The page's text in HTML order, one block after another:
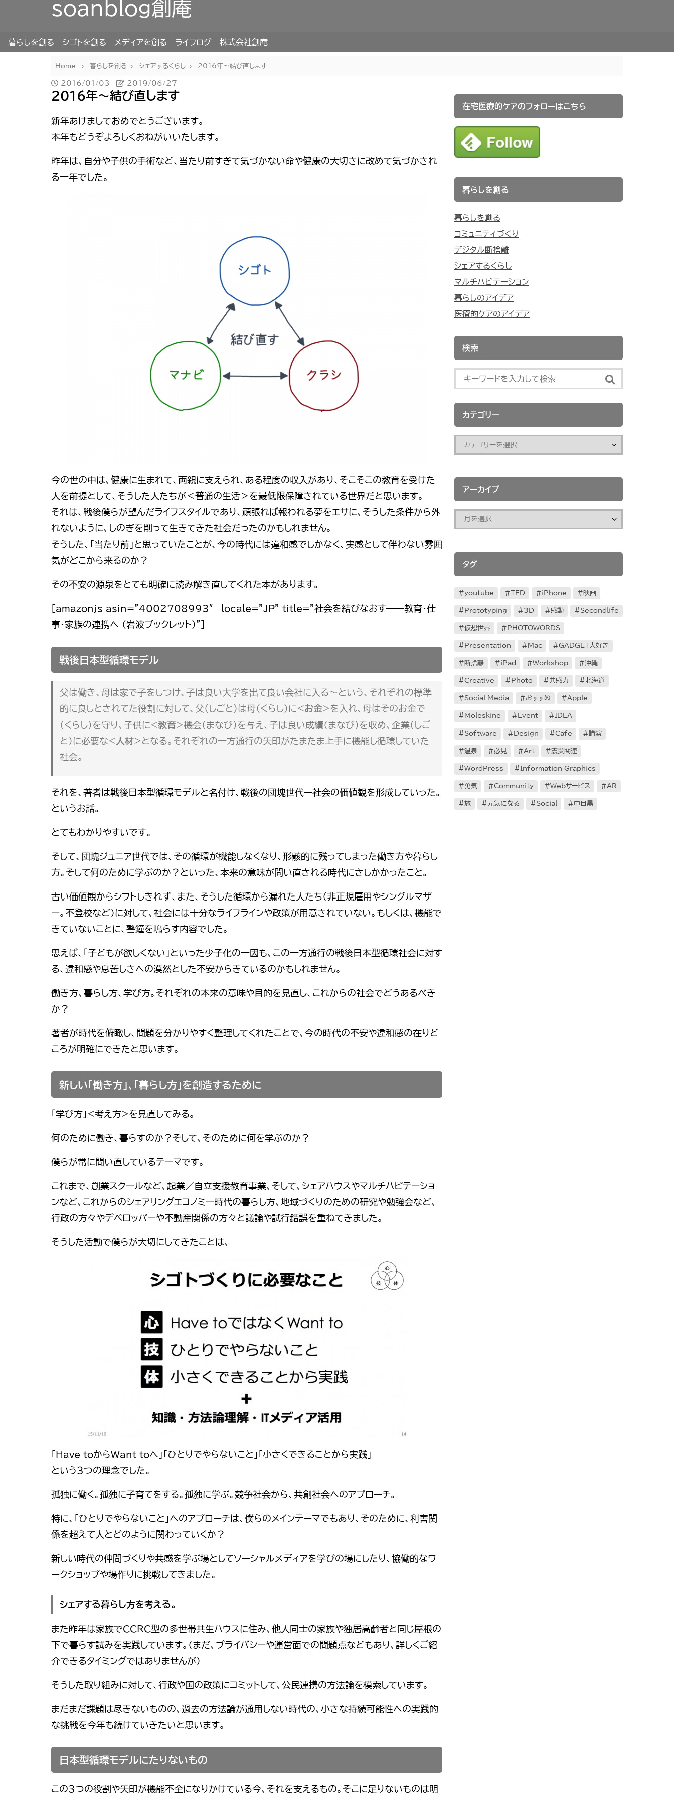
soanblog創庵
暮らしを創る シゴトを創る メディアを創る ライフログ 株式会社創庵
Home 暮らしを創る シェアするくらし 2016年〜結び直します
2016/01/03 2019/06/27
2016年〜結び直します
新年あけましておめでとうございます。
本年もどうぞよろしくおねがいいたします。
昨年は、自分や子供の手術など、当たり前すぎて気づかない命や健康の大切さに改めて気づかされ
る一年でした。
今の世の中は、健康に生まれて、両親に支えられ、ある程度の収入があり、そこそこの教育を受けた
人を前提として、そうした人たちが＜普通の生活＞を最低限保障されている世界だと思います。
それは、戦後僕らが望んだライフスタイルであり、頑張れば報われる夢をエサに、そうした条件から外
れないように、しのぎを削って生きてきた社会だったのかもしれません。
そうした、「当たり前」と思っていたことが、今の時代には違和感でしかなく、実感として伴わない雰囲
気がどこから来るのか？
その不安の源泉をとても明確に読み解き直してくれた本があります。
[amazonjs asin=”4002708993″ locale=”JP” title=”社会を結びなおす――教育・仕
事・家族の連携へ (岩波ブックレット)”]
戦後日本型循環モデル
父は働き、母は家で子をしつけ、子は良い大学を出て良い会社に入る〜という、それぞれの標準
的に良しとされてた役割に対して、父（しごと）は母（くらし）に<お金>を入れ、母はそのお金で
(くらし)を守り、子供に<教育>機会(まなび)を与え、子は良い成績（まなび）を収め、企業(しご
と)に必要な< 人材>となる。それぞれの一方通行の矢印がたまたま上手に機能し循環していた
社会。
それを、著者は戦後日本型循環モデルと名付け、戦後の団塊世代ー社会の価値観を形成していった。
というお話。
とてもわかりやすいです。
そして、団塊ジュニア世代では、その循環が機能しなくなり、形骸的に残ってしまった働き方や暮らし
方。そして何のために学ぶのか？といった、本来の意味が問い直される時代にさしかかったこと。
古い価値観からシフトしきれず、また、そうした循環から漏れた人たち（非正規雇用やシングルマザ
ー。不登校など）に対して、社会には十分なライフラインや政策が用意されていない。もしくは、機能で
きていないことに、警鐘を鳴らす内容でした。
思えば、「子どもが欲しくない」といった少子化の一因も、この一方通行の戦後日本型循環社会に対す
る、違和感や息苦しさへの漠然とした不安からきているのかもしれません。
働き方、暮らし方、学び方。それぞれの本来の意味や目的を見直し、これからの社会でどうあるべき
か？
著者が時代を俯瞰し、問題を分かりやすく整理してくれたことで、今の時代の不安や違和感の在りど
ころが明確にできたと思います。
新しい「働き方」、「暮らし方」を創造するために
「学び方」<考え方>を見直してみる。
何のために働き、暮らすのか？そして、そのために何を学ぶのか？
僕らが常に問い直しているテーマです。
これまで、創業スクールなど、起業／自立支援教育事業、そして、シェアハウスやマルチハビテーショ
ンなど、これからのシェアリングエコノミー時代の暮らし方、地域づくりのための研究や勉強会など、
行政の方々やデベロッパーや不動産関係の方々と議論や試行錯誤を重ねてきました。
そうした活動で僕らが大切にしてきたことは、
「Have toからWant toへ」「ひとりでやらないこと」「小さくできることから実践」
という３つの理念でした。
孤独に働く。孤独に子育てをする。孤独に学ぶ。競争社会から、共創社会へのアプローチ。
特に、「ひとりでやらないこと」へのアプローチは、僕らのメインテーマでもあり、そのために、利害関
係を超えて人とどのように関わっていくか？
新しい時代の仲間づくりや共感を学ぶ場としてソーシャルメディアを学びの場にしたり、協働的なワ
ークショップや場作りに挑戦してきました。
シェアする暮らし方を考える。
また昨年は家族でCCRC型の多世帯共生ハウスに住み、他人同士の家族や独居高齢者と同じ屋根の
下で暮らす試みを実践しています。（まだ、プライバシーや運営面での問題点などもあり、詳しくご紹
介できるタイミングではありませんが）
そうした取り組みに対して、行政や国の政策にコミットして、公民連携の方法論を模索しています。
まだまだ課題は尽きないものの、過去の方法論が通用しない時代の、小さな持続可能性への実践的
な挑戦を今年も続けていきたいと思います。
日本型循環モデルにたりないもの
この３つの役割や矢印が機能不全になりかけている今、それを支えるもの。そこに足りないものは明
在宅医療的ケアのフォローはこちら
暮らしを創る
暮らしを創る
コミュニティづくり
デジタル断捨離
シェアするくらし
マルチハビテーション
暮らしのアイデア
医療的ケアのアイデア
検索
カテゴリー
アーカイブ
タグ
youtube TED iPhone 映画
Prototyping 3D 感動 Secondlife
仮想世界 PHOTOWORDS
Presentation Mac GADGET大好き
断捨離 iPad Workshop 沖縄
Creative Photo 共感力 北海道
Social Media おすすめ Apple
Moleskine Event IDEA
Software Design Cafe 講演
温泉 必見 Art 震災関連
WordPress Information Graphics
勇気 Community Webサービス AR
旅 元気になる Social 中目黒